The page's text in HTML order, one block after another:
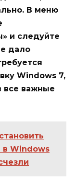
В меню
и следуйте
дало
Windows 7,
все важные
в Windows